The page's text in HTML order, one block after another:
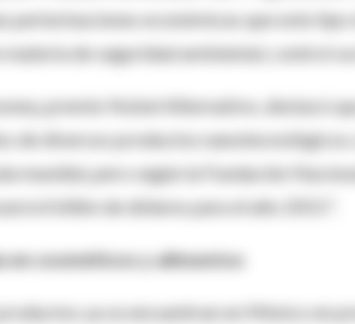
perturbaciones económicas que este
materia de seguridad ambiental, control
premio Nobel Alternativo, destacó
de diversos productos
mundial, pero según la Fundación
el billón de dólares para el año 2011".
en cosméticos y alimentos
productos ya se encuentran en México en